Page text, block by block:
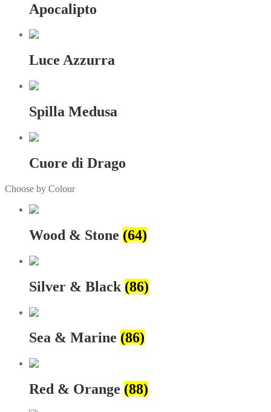
Apocalipto
Luce Azzurra
Spilla Medusa
Cuore di Drago
Choose by Colour
Wood & Stone (64)
Silver & Black (86)
Sea & Marine (86)
Red & Orange (88)